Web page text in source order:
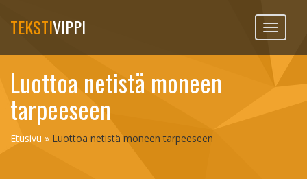
Toggle
TEKSTIVIPPI
Luottoa netistä moneen
tarpeeseen
Etusivu » Luottoa netistä moneen tarpeeseen